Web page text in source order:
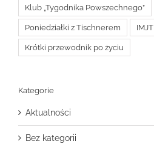
Klub „Tygodnika Powszechnego”
Poniedziałki z Tischnerem IMJT
Krótki przewodnik po życiu
Kategorie
Aktualności
Bez kategorii